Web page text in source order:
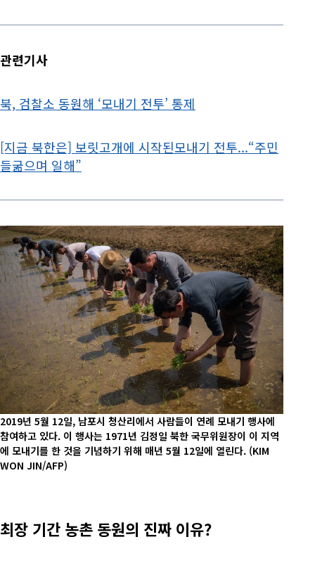
관련기사
북, 검찰소 동원해 ‘모내기 전투’ 통제
[지금 북한은] 보릿고개에 시작된모내기 전투...“주민
들굶으며 일해”
2019년 5월 12일, 남포시 청산리에서 사람들이 연례 모내기 행사에
참여하고 있다. 이 행사는 1971년 김정일 북한 국무위원장이 이 지역
에 모내기를 한 것을 기념하기 위해 매년 5월 12일에 열린다. (KIM
WON JIN/AFP)
최장 기간 농촌 동원의 진짜 이유?